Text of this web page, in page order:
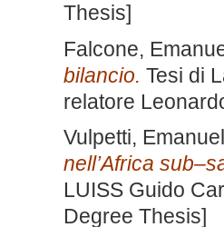
Thesis]
Falcone,
bilancio. Tesi di
relatore
Vulpetti,
nell’Africa
LUISS Guido
Degree Thesis]